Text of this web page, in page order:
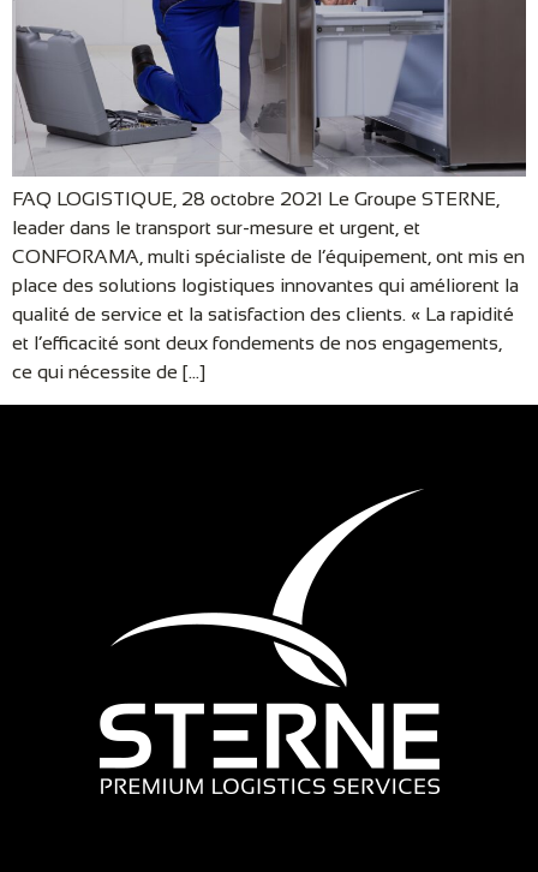
FAQ LOGISTIQUE, 28 octobre 2021 Le Groupe STERNE,
leader dans le transport sur-mesure et urgent, et
CONFORAMA, multi spécialiste de l’équipement, ont mis en
place des solutions logistiques innovantes qui améliorent la
qualité de service et la satisfaction des clients. « La rapidité
et l’efficacité sont deux fondements de nos engagements,
ce qui nécessite de […]